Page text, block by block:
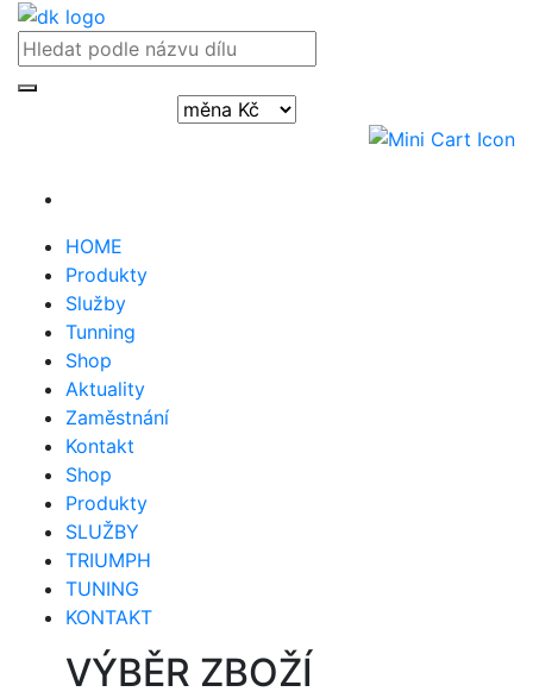
HOME
Produkty
Služby
Tunning
Shop
Aktuality
Zaměstnání
Kontakt
Shop
Produkty
SLUŽBY
TRIUMPH
TUNING
KONTAKT
VÝBĚR ZBOŽÍ